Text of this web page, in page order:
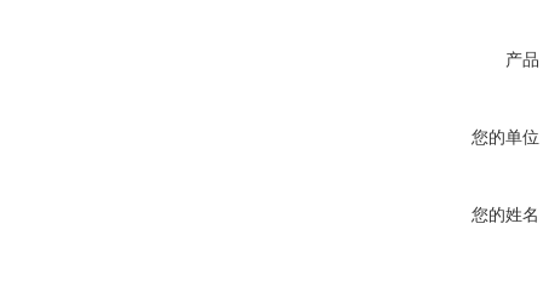
产品
您的单位
您的姓名